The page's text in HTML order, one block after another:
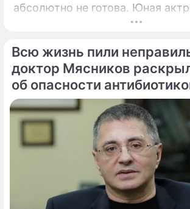
абсолютно не готова. Юная
Вероника Жукова, дочь
заставила взрогнуть своих
поклонников.
Всю жизнь пили
доктор Мясников
об опасности